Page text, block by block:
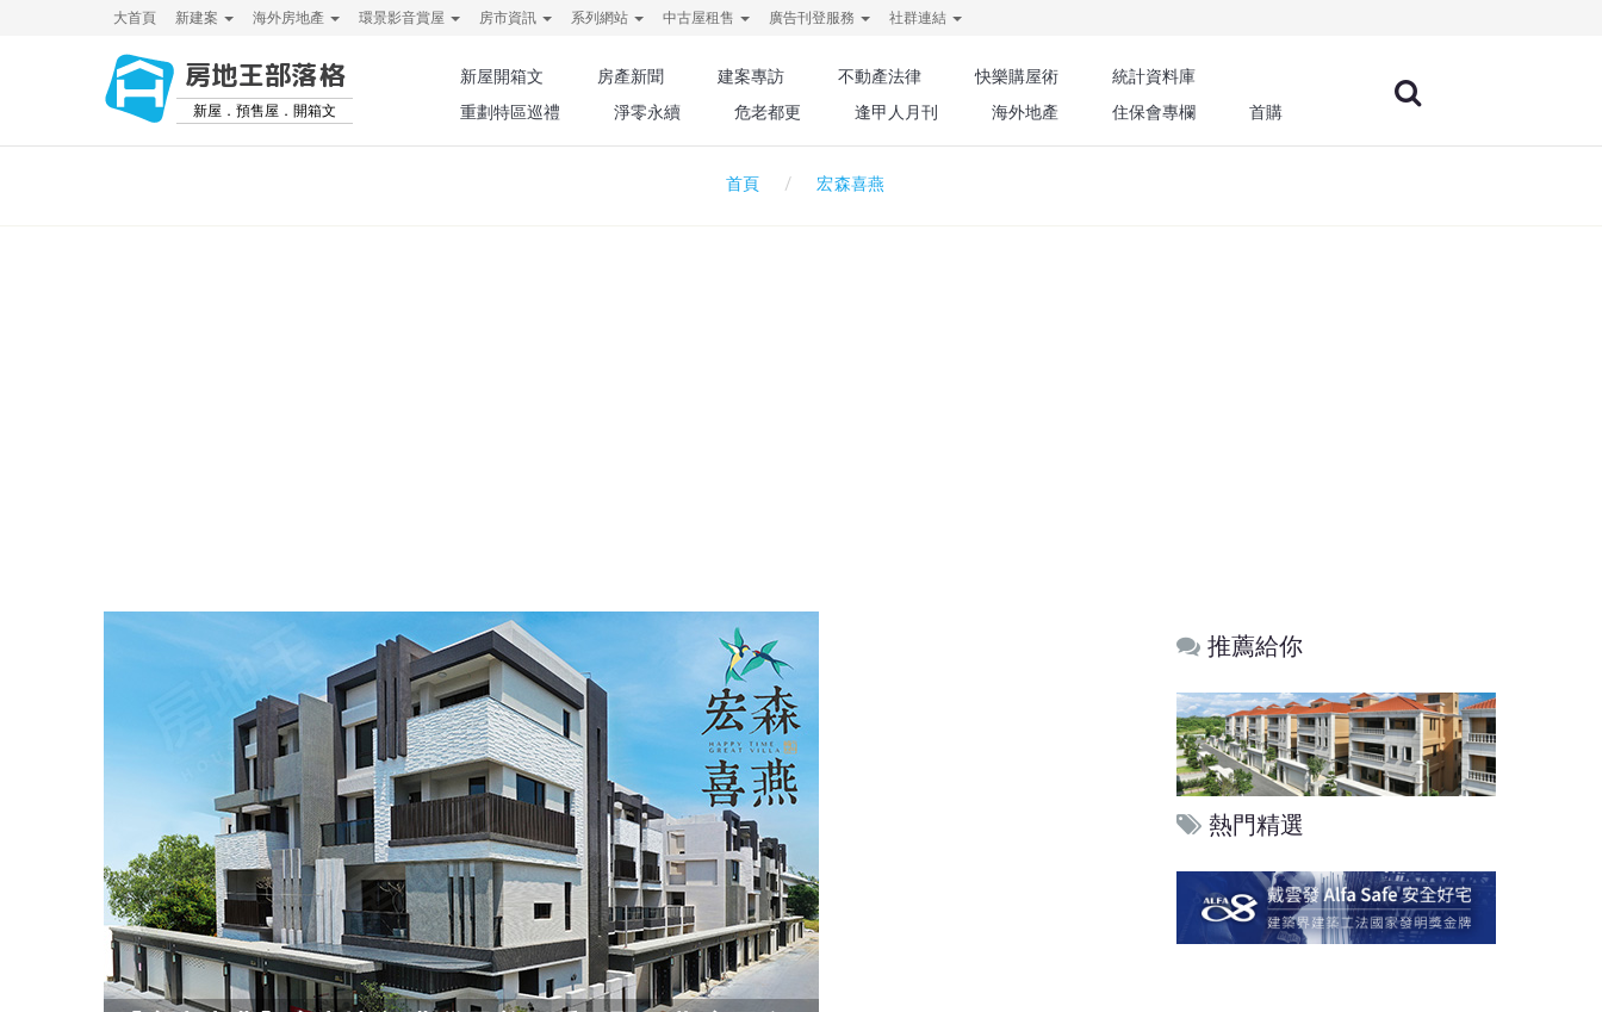
大首頁 新建案 海外房地產 環景影音賞屋 房市資訊 系列網站 中古屋租售 廣告刊登服務 社群連結
房地王部落格
新屋．預售屋．開箱文
新屋開箱文 房產新聞 建案專訪 不動產法律 快樂購屋術
統計資料庫
重劃特區巡禮
淨零永續 危老都更 逢甲人月刊 海外地產 住保會專欄 首購
首頁 宏森喜燕
推薦給你
熱門精選